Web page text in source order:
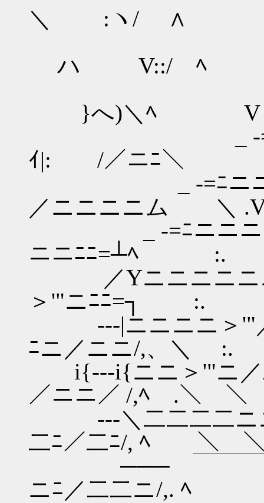
＼ :ヽ/ ∧
ハ V::/ ﾍ
}へ)＼ﾍ V
_ -=ﾆニ
ｲ|: /／ニﾆ＼
_ -=ﾆニニニ
／ニニニニム ＼
_ -=ﾆニニニニニ
ニニﾆﾆ=┴ﾍ :.
／Yニニニニニニ
＞'"ニﾆﾆ=┐ :.
---|ニニニニ＞'"／
ﾆニ／ニニ/,、＼ :.
i{---i{ニニ＞'"ニ／
／ニニ／ /,ﾍ .＼ ＼
---＼二二二二ニニ
二ﾆ／二ﾆ/, ﾍ ＼
─── ￣￣￣￣
ニﾆ／二二ニ/,. ﾍ